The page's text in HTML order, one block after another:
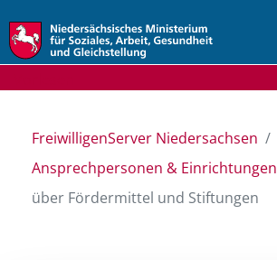
FreiwilligenServer Niedersachsen
Ansprechpersonen & Einrichtungen
über Fördermittel und Stiftungen